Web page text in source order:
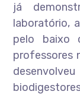
já
laboratório,
pelo baixo
professores